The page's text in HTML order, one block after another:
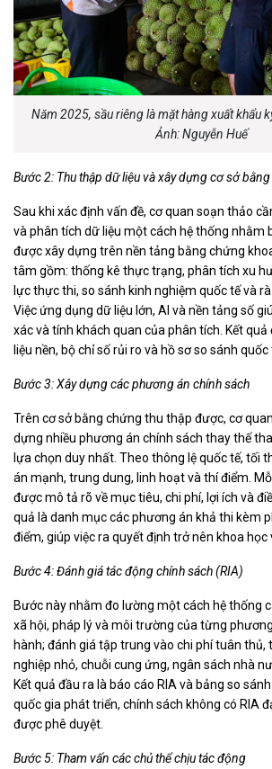
Năm 2025, sầu riêng là mặt hàng xuất khẩu
Ảnh: Nguyễn Huế
Bước 2: Thu thập dữ liệu và xây dựng cơ sở
Sau khi xác định vấn đề, cơ quan soạn thảo
và phân tích dữ liệu một cách hệ thống nhằm
được xây dựng trên nền tảng bằng chứng
tâm gồm: thống kê thực trạng, phân tích xu
lực thực thi, so sánh kinh nghiệm quốc tế và
Việc ứng dụng dữ liệu lớn, AI và nền tảng số
xác và tính khách quan của phân tích. Kết
liệu nền, bộ chỉ số rủi ro và hồ sơ so sánh quốc
Bước 3: Xây dựng các phương án chính sách
Trên cơ sở bằng chứng thu thập được, cơ
dựng nhiều phương án chính sách thay thế
lựa chọn duy nhất. Theo thông lệ quốc tế, tối
án mạnh, trung dung, linh hoạt và thí điểm.
được mô tả rõ về mục tiêu, chi phí, lợi ích và
quả là danh mục các phương án khả thi kèm
điểm, giúp việc ra quyết định trở nên khoa học
Bước 4: Đánh giá tác động chính sách (RIA)
Bước này nhằm đo lường một cách hệ thống
xã hội, pháp lý và môi trường của từng
hành; đánh giá tập trung vào chi phí tuân thủ,
nghiệp nhỏ, chuỗi cung ứng, ngân sách nhà
Kết quả đầu ra là báo cáo RIA và bảng so
quốc gia phát triển, chính sách không có RIA
được phê duyệt.
Bước 5: Tham vấn các chủ thể chịu tác động